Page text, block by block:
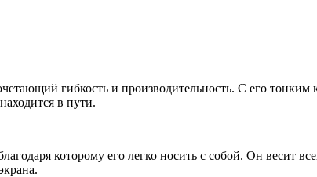
гибкость и производительность. С его тонким
в пути.
которому его легко носить с собой. Он весит